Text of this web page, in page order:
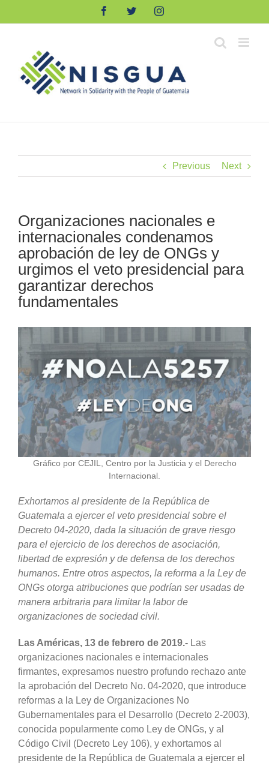
FacebookTwitterInstagram
Previous Next
Organizaciones nacionales e
internacionales condenamos
aprobación de ley de ONGs y
urgimos el veto presidencial para
garantizar derechos
fundamentales
Gráfico por CEJIL, Centro por la Justicia y el Derecho
Internacional.
Exhortamos al presidente de la República de
Guatemala a ejercer el veto presidencial sobre el
Decreto 04-2020, dada la situación de grave riesgo
para el ejercicio de los derechos de asociación,
libertad de expresión y de defensa de los derechos
humanos. Entre otros aspectos, la reforma a la Ley de
ONGs otorga atribuciones que podrían ser usadas de
manera arbitraria para limitar la labor de
organizaciones de sociedad civil.
Las Américas, 13 de febrero de 2019.- Las
organizaciones nacionales e internacionales
firmantes, expresamos nuestro profundo rechazo ante
la aprobación del Decreto No. 04-2020, que introduce
reformas a la Ley de Organizaciones No
Gubernamentales para el Desarrollo (Decreto 2-2003),
conocida popularmente como Ley de ONGs, y al
Código Civil (Decreto Ley 106), y exhortamos al
presidente de la República de Guatemala a ejercer el